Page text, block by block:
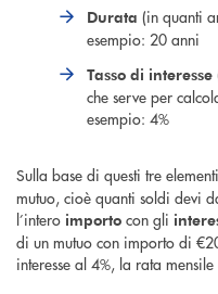
Durata (in quanti
esempio: 20 anni
Tasso di interesse
che serve per
esempio: 4%
Sulla base di questi tre
mutuo, cioè quanti soldi devi
l’intero importo con gli
di un mutuo con importo di
interesse al 4%, la rata